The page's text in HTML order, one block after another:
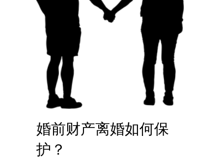
婚前财产离婚如何保
护？